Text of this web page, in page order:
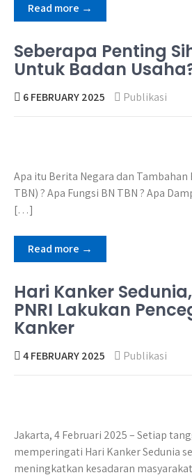
Read more →
Seberapa Penting
Untuk Badan
6 FEBRUARY 2025 Publikasi
Apa itu Berita Negara dan Tambahan
TBN) ? Apa Fungsi BN TBN ? Apa
[…]
Read more →
Hari Kanker
PNRI Lakukan
Kanker
4 FEBRUARY 2025 Publikasi
Jakarta, 4 Februari 2025 – Setiap
memperingati Hari Kanker Sedunia
meningkatkan kesadaran